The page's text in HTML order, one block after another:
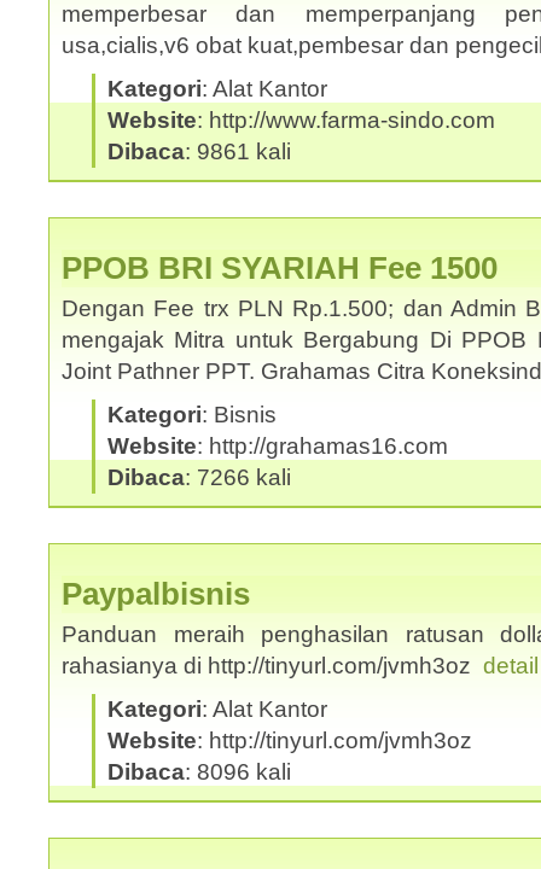
memperbesar dan memperpanjang
usa,cialis,v6 obat kuat,pembesar dan
Kategori: Alat Kantor
Website: http://www.farma-sindo.com
Dibaca: 9861 kali
PPOB BRI SYARIAH Fee 1500
Dengan Fee trx PLN Rp.1.500; dan Admin
mengajak Mitra untuk Bergabung Di PPOB
Joint Pathner PPT. Grahamas Citra
Kategori: Bisnis
Website: http://grahamas16.com
Dibaca: 7266 kali
Paypalbisnis
Panduan meraih penghasilan ratusan
rahasianya di http://tinyurl.com/jvmh3oz
Kategori: Alat Kantor
Website: http://tinyurl.com/jvmh3oz
Dibaca: 8096 kali